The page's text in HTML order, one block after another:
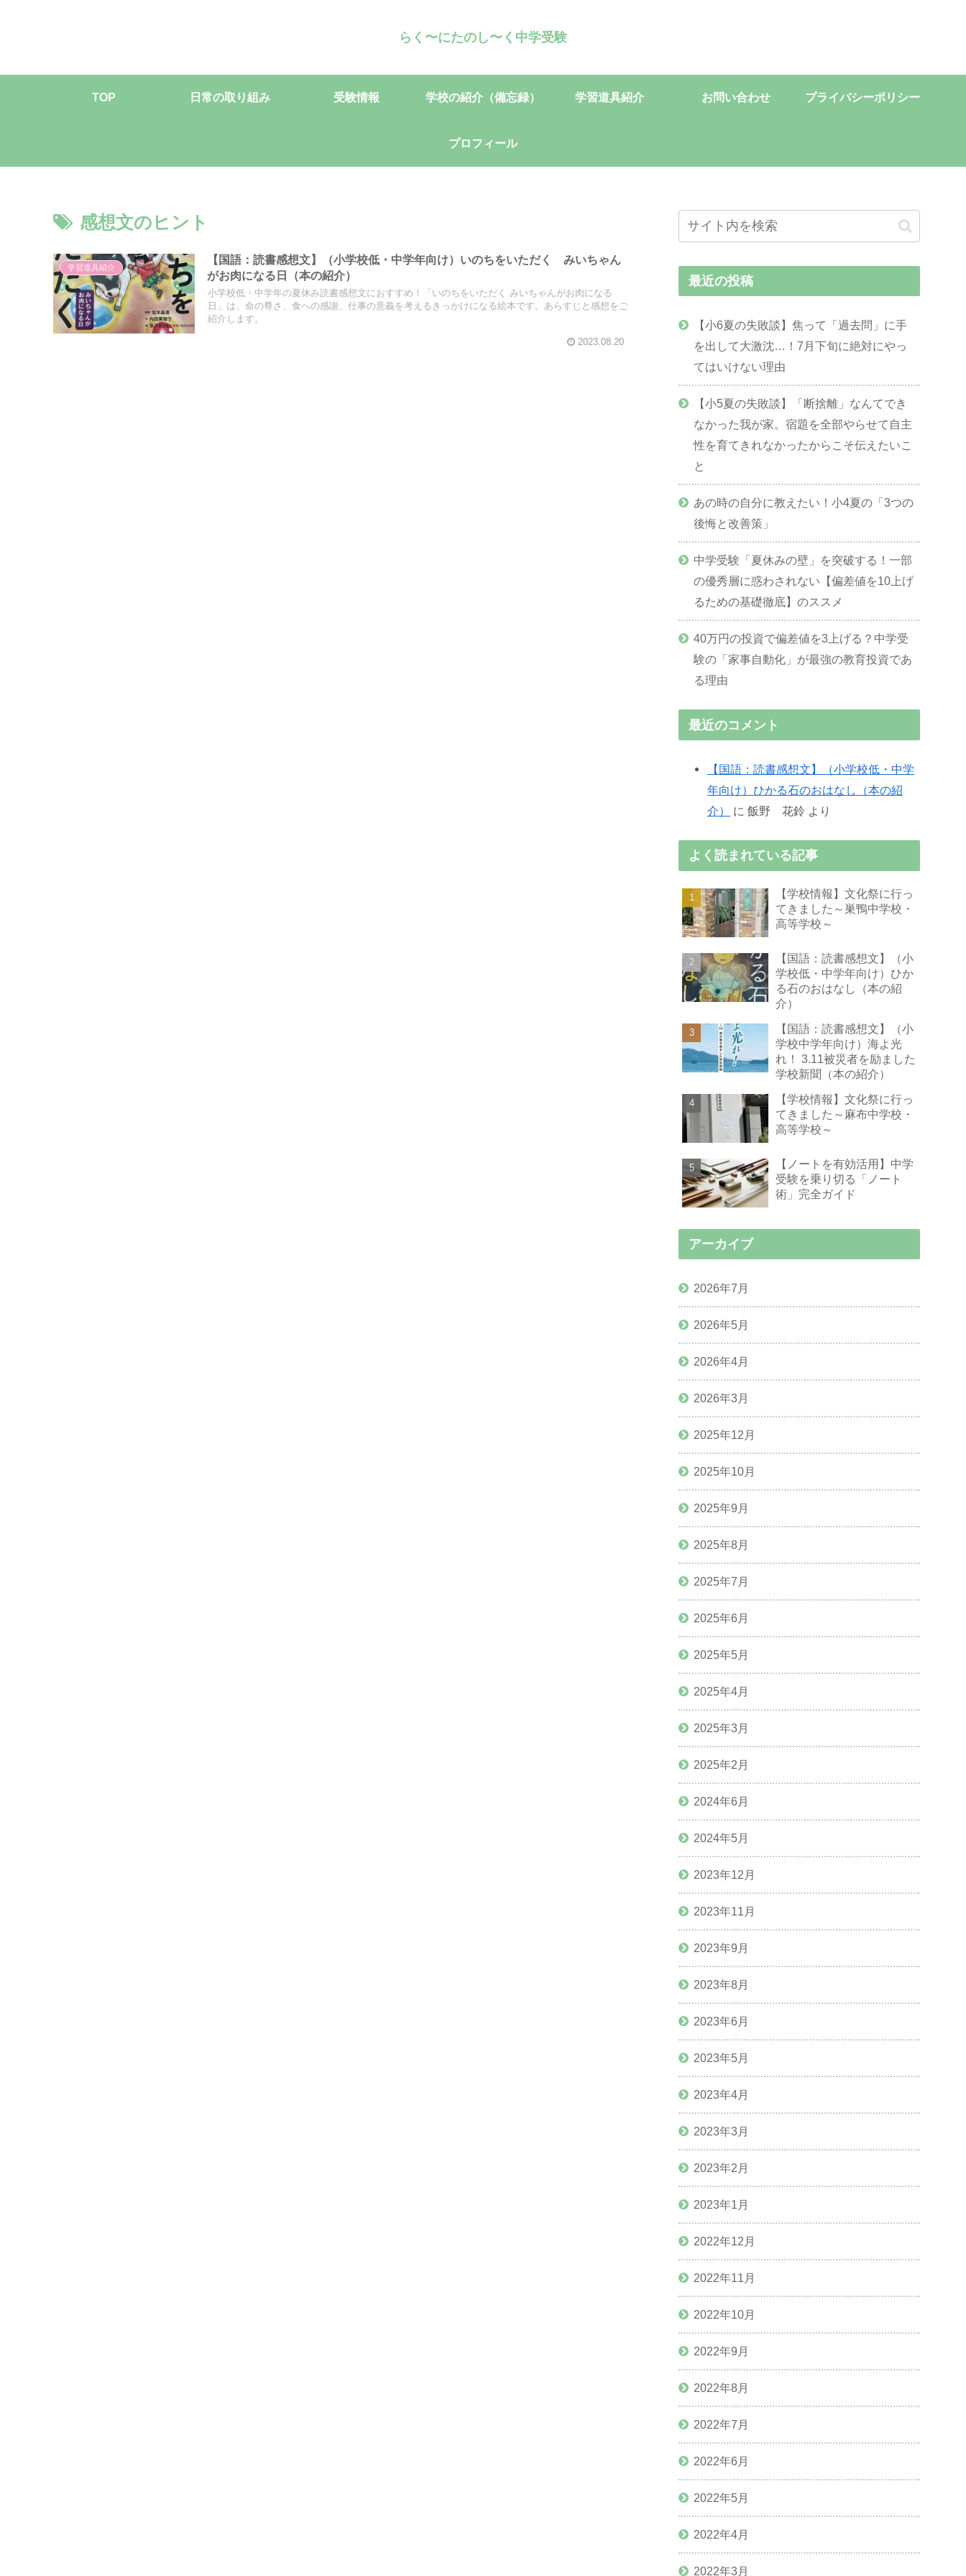
らく〜にたのし〜く中学受験
TOP 日常の取り組み 受験情報 学校の紹介（備忘録） 学習道具紹介 お問い合わせ プライバシーポリシー
プロフィール
感想文のヒント
学習道具紹介
【国語：読書感想文】（小学校低・中学年向け）いのちをいただく みいちゃん
がお肉になる日（本の紹介）
小学校低・中学年の夏休み読書感想文におすすめ！「いのちをいただく みいちゃんがお肉になる
日」は、命の尊さ、食への感謝、仕事の意義を考えるきっかけになる絵本です。あらすじと感想をご
紹介します。
2023.08.20
最近の投稿
【小6夏の失敗談】焦って「過去問」に手
を出して大激沈…！7月下旬に絶対にやっ
てはいけない理由
【小5夏の失敗談】「断捨離」なんてでき
なかった我が家。宿題を全部やらせて自主
性を育てきれなかったからこそ伝えたいこ
と
あの時の自分に教えたい！小4夏の「3つの
後悔と改善策」
中学受験「夏休みの壁」を突破する！一部
の優秀層に惑わされない【偏差値を10上げ
るための基礎徹底】のススメ
40万円の投資で偏差値を3上げる？中学受
験の「家事自動化」が最強の教育投資であ
る理由
最近のコメント
【国語：読書感想文】（小学校低・中学
年向け）ひかる石のおはなし（本の紹
介）
に 飯野 花鈴 より
よく読まれている記事
【学校情報】文化祭に行っ
てきました～巣鴨中学校・
高等学校～
【国語：読書感想文】（小
学校低・中学年向け）ひか
る石のおはなし（本の紹
介）
【国語：読書感想文】（小
学校中学年向け）海よ光
れ！ 3.11被災者を励ました
学校新聞（本の紹介）
【学校情報】文化祭に行っ
てきました～麻布中学校・
高等学校～
【ノートを有効活用】中学
受験を乗り切る「ノート
術」完全ガイド
アーカイブ
2026年7月
2026年5月
2026年4月
2026年3月
2025年12月
2025年10月
2025年9月
2025年8月
2025年7月
2025年6月
2025年5月
2025年4月
2025年3月
2025年2月
2024年6月
2024年5月
2023年12月
2023年11月
2023年9月
2023年8月
2023年6月
2023年5月
2023年4月
2023年3月
2023年2月
2023年1月
2022年12月
2022年11月
2022年10月
2022年9月
2022年8月
2022年7月
2022年6月
2022年5月
2022年4月
2022年3月